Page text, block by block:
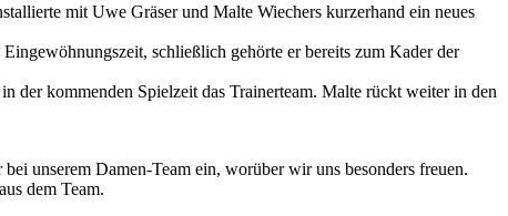
mit Uwe Gräser und Malte Wiechers kurzerhand ein neues
schließlich gehörte er bereits zum Kader der
der kommenden Spielzeit das Trainerteam. Malte rückt weiter in den
unserem Damen-Team ein, worüber wir uns besonders freuen.
dem Team.